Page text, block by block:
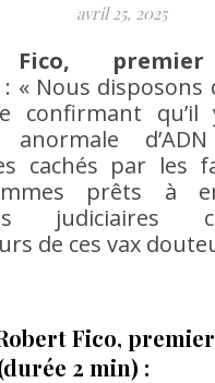
avril 25, 2025
: « Nous disposons
confirmant
anormale
cachés par les
prêts à
judiciaires
de ces vax
Fico,
2 min) :